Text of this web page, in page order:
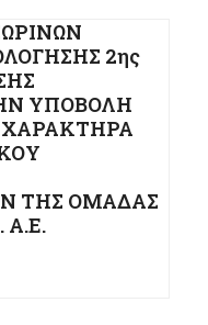
2ης
ΥΠΟΒΟΛΗ
ΧΑΡΑΚΤΗΡΑ
ΤΗΣ ΟΜΑΔΑΣ
Α.Ε.